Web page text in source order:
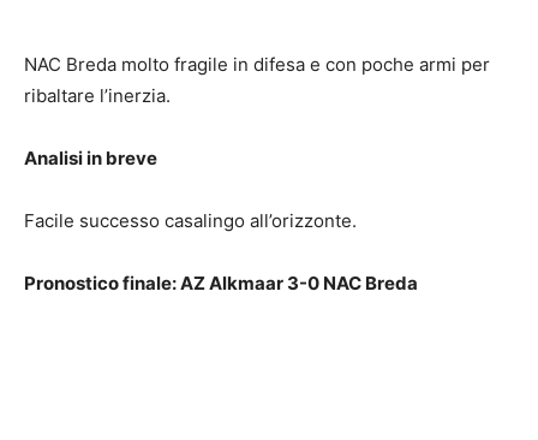
NAC Breda molto fragile in difesa e con poche armi per
ribaltare l’inerzia.
Analisi in breve
Facile successo casalingo all’orizzonte.
Pronostico finale: AZ Alkmaar 3-0 NAC Breda